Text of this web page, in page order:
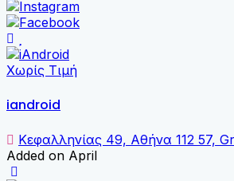
Χωρίς Τιμή
iandroid
Κεφαλληνίας 49, Αθήνα 112 57,
Added on April